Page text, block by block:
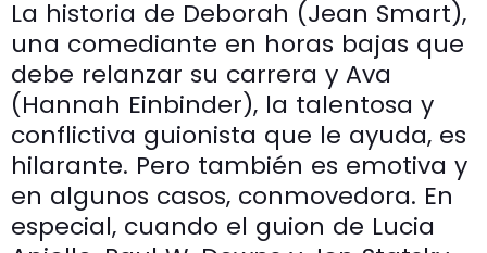
La historia de Deborah (Jean Smart),
una comediante en horas bajas que
debe relanzar su carrera y Ava
(Hannah Einbinder), la talentosa y
conflictiva guionista que le ayuda, es
hilarante. Pero también es emotiva y
en algunos casos, conmovedora. En
especial, cuando el guion de Lucia